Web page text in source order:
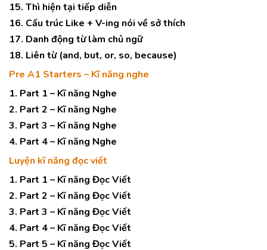
15. Thì hiện tại tiếp diễn
16. Cấu trúc Like + V-ing nói về sở thích
17. Danh động từ làm chủ ngữ
18. Liên từ (and, but, or, so, because)
Pre A1 Starters – Kĩ năng nghe
1. Part 1 – Kĩ năng Nghe
2. Part 2 – Kĩ năng Nghe
3. Part 3 – Kĩ năng Nghe
4. Part 4 – Kĩ năng Nghe
Luyện kĩ năng đọc viết
1. Part 1 – Kĩ năng Đọc Viết
2. Part 2 – Kĩ năng Đọc Viết
3. Part 3 – Kĩ năng Đọc Viết
4. Part 4 – Kĩ năng Đọc Viết
5. Part 5 – Kĩ năng Đọc Viết